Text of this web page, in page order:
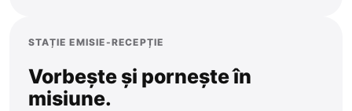
STAȚIE EMISIE-RECEPȚIE
Vorbește și pornește în
misiune.
Sport
Causeni
Ceadir-Lunga
Chisinau